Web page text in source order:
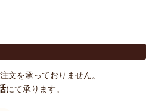
文を承っておりません。
にて承ります。